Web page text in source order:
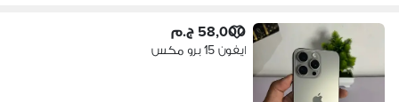
58,000 ج.م
ايفون 15 برو مكس